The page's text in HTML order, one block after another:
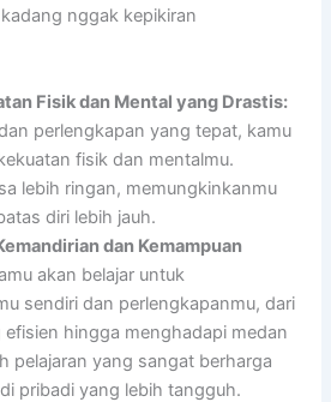
nggak kepikiran
Fisik dan Mental yang Drastis:
perlengkapan yang tepat, kamu
fisik dan mentalmu.
lebih ringan, memungkinkanmu
diri lebih jauh.
dan Kemampuan
akan belajar untuk
sendiri dan perlengkapanmu, dari
efisien hingga menghadapi medan
pelajaran yang sangat berharga
pribadi yang lebih tangguh.